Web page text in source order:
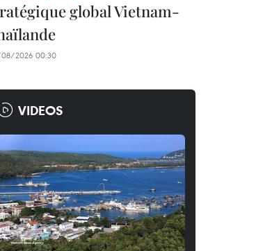
global Vietnam-
2026 00:30
VIDEOS